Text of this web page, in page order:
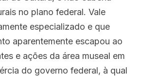
no plano federal. Vale
especializado e que
aparentemente escapou ao
e ações da área museal em
do governo federal, à qual